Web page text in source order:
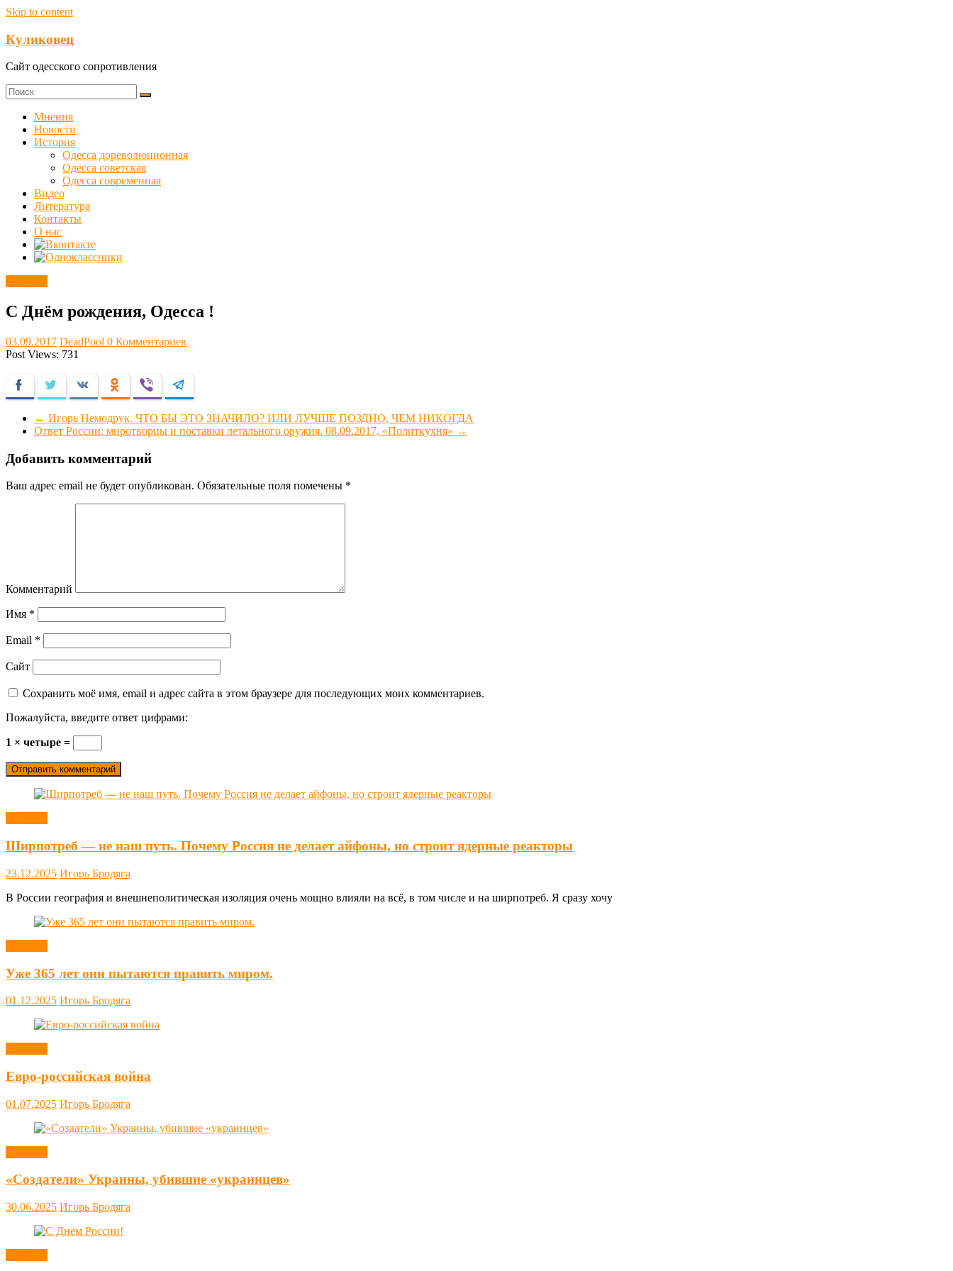
Skip to content
Куликовец
Сайт одесского сопротивления
Мнения
Новости
История
Одесса дореволюционная
Одесса советская
Одесса современная
Видео
Литература
Контакты
О нас
С Днём рождения, Одесса !
03.09.2017 DeadPool 0 Комментариев
Post Views: 731
FacebookTwitter VKontakteOdnoklassniki
Viber
← Игорь Немодрук. ЧТО БЫ ЭТО ЗНАЧИЛО? ИЛИ ЛУЧШЕ ПОЗДНО, ЧЕМ НИКОГДА
Ответ России: миротворцы и поставки летального оружия. 08.09.2017, «Политкухня» →
Добавить комментарий
Ваш адрес email не будет опубликован. Обязательные поля помечены *
Комментарий
Имя *
Email *
Сайт
Сохранить моё имя, email и адрес сайта в этом браузере для последующих моих комментариев.
Пожалуйста, введите ответ цифрами:
1 × четыре =
Ширпотреб — не наш путь. Почему Россия не делает айфоны, но строит ядерные реакторы
23.12.2025 Игорь Бродяга
В России география и внешнеполитическая изоляция очень мощно влияли на всё, в том числе и на ширпотреб. Я сразу хочу
Уже 365 лет они пытаются править миром.
01.12.2025 Игорь Бродяга
Евро-российская война
01.07.2025 Игорь Бродяга
«Создатели» Украины, убившие «украинцев»
30.06.2025 Игорь Бродяга